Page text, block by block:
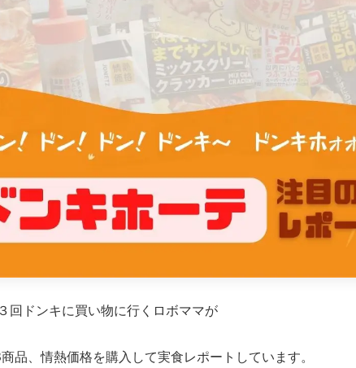
回ドンキに買い物に行くロボママが
品、情熱価格を購入して実食レポートしています。